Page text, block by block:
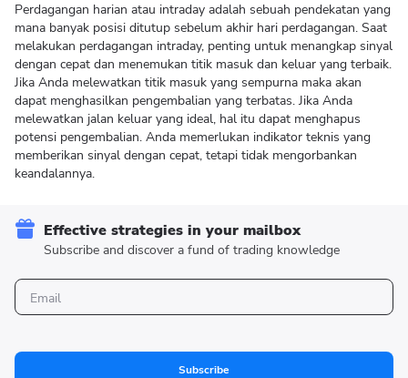
Perdagangan harian atau intraday adalah sebuah pendekatan yang
mana banyak posisi ditutup sebelum akhir hari perdagangan. Saat
melakukan perdagangan intraday, penting untuk menangkap sinyal
dengan cepat dan menemukan titik masuk dan keluar yang terbaik.
Jika Anda melewatkan titik masuk yang sempurna maka akan
dapat menghasilkan pengembalian yang terbatas. Jika Anda
melewatkan jalan keluar yang ideal, hal itu dapat menghapus
potensi pengembalian. Anda memerlukan indikator teknis yang
memberikan sinyal dengan cepat, tetapi tidak mengorbankan
keandalannya.
Effective strategies in your mailbox
Subscribe and discover a fund of trading knowledge
Subscribe